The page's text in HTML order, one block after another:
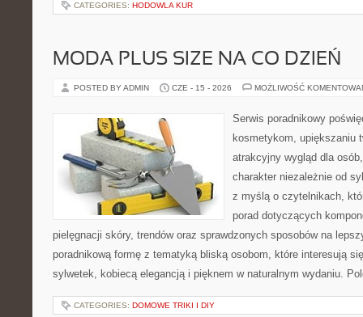
CATEGORIES: HODOWLA KUR
MODA PLUS SIZE NA CO DZIEŃ
POSTED BY ADMIN CZE - 15 - 2026 MOŻLIWOŚĆ
Serwis poradnikowy
kosmetykom, upiększaniu
atrakcyjny wygląd dla
charakter niezależnie od
z myślą o czytelnikach,
porad dotyczących
pielęgnacji skóry, trendów oraz sprawdzonych sposobów na
poradnikową formę z tematyką bliską osobom, które interesują
sylwetek, kobiecą elegancją i pięknem w naturalnym wydaniu.
CATEGORIES: DOMOWE TRIKI I DIY